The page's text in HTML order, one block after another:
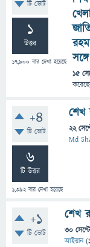
টি ভোট
1
উত্তর
17,900 বার দেখা হয়েছে
15
+4
টি ভোট
6
টি উত্তর
1,392বার দেখা হয়েছে
শেখ
22
Md
+1
টি ভোট
শেখ
30
আইয়ান (